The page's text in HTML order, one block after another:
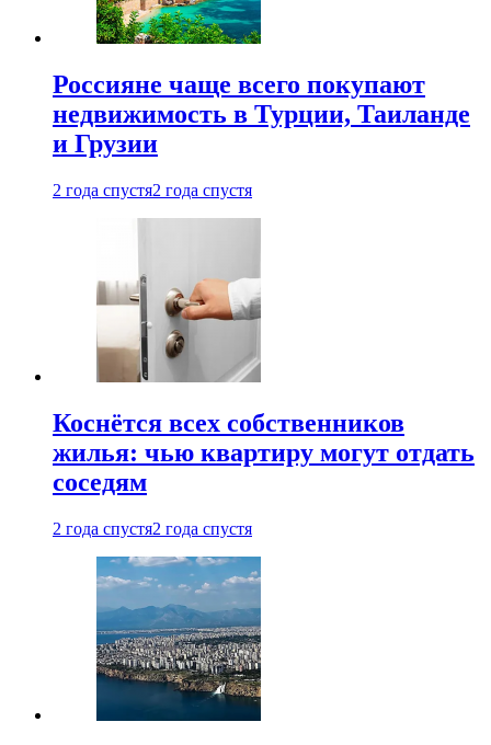
Россияне чаще всего покупают
недвижимость в Турции, Таиланде
и Грузии
2 года спустя2 года спустя
Коснётся всех собственников
жилья: чью квартиру могут отдать
соседям
2 года спустя2 года спустя